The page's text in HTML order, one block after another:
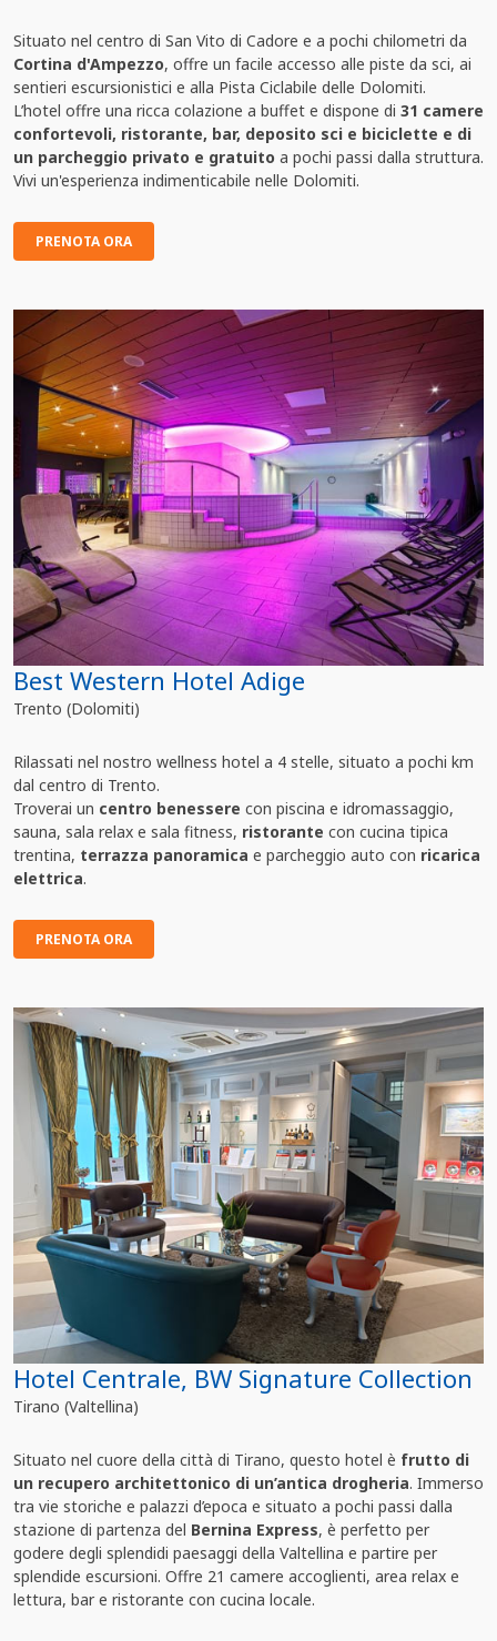
Situato nel centro di San Vito di Cadore e a pochi chilometri da
Cortina d'Ampezzo, offre un facile accesso alle piste da sci, ai
sentieri escursionistici e alla Pista Ciclabile delle Dolomiti.
L’hotel offre una ricca colazione a buffet e dispone di 31 camere
confortevoli, ristorante, bar, deposito sci e biciclette e di
un parcheggio privato e gratuito a pochi passi dalla struttura.
Vivi un'esperienza indimenticabile nelle Dolomiti.
PRENOTA ORA
Best Western Hotel Adige
Trento (Dolomiti)
Rilassati nel nostro wellness hotel a 4 stelle, situato a pochi km
dal centro di Trento.
Troverai un centro benessere con piscina e idromassaggio,
sauna, sala relax e sala fitness, ristorante con cucina tipica
trentina, terrazza panoramica e parcheggio auto con ricarica
elettrica.
PRENOTA ORA
Hotel Centrale, BW Signature Collection
Tirano (Valtellina)
Situato nel cuore della città di Tirano, questo hotel è frutto di
un recupero architettonico di un’antica drogheria. Immerso
tra vie storiche e palazzi d’epoca e situato a pochi passi dalla
stazione di partenza del Bernina Express, è perfetto per
godere degli splendidi paesaggi della Valtellina e partire per
splendide escursioni. Offre 21 camere accoglienti, area relax e
lettura, bar e ristorante con cucina locale.